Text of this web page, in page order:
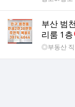
부산 범
리룸 1층
게시판명
◎부동산 직